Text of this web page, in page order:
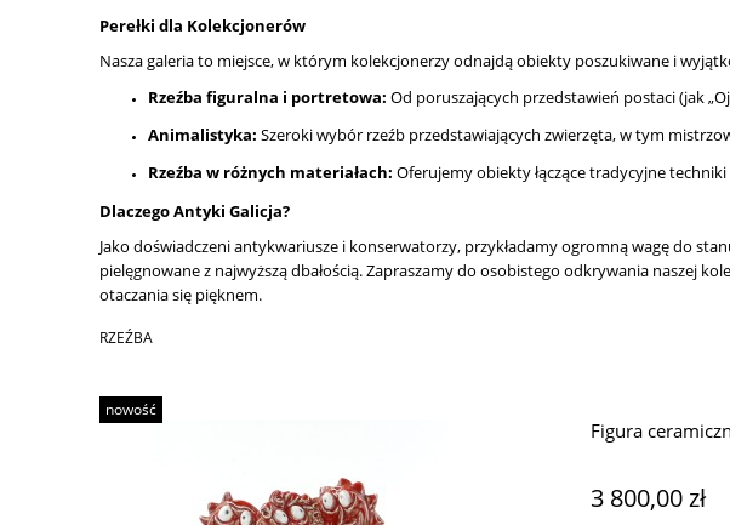
Perełki dla Kolekcjonerów
Nasza galeria to miejsce, w którym kolekcjonerzy odnajdą obiekty poszukiwane i
Rzeźba figuralna i portretowa: Od poruszających przedstawień postaci (jak
Animalistyka: Szeroki wybór rzeźb przedstawiających zwierzęta, w tym
Rzeźba w różnych materiałach: Oferujemy obiekty łączące tradycyjne
Dlaczego Antyki Galicja?
Jako doświadczeni antykwariusze i konserwatorzy, przykładamy ogromną wagę do
pielęgnowane z najwyższą dbałością. Zapraszamy do osobistego odkrywania naszej
otaczania się pięknem.
RZEŹBA
Figura
3 800,00 zł
nowość